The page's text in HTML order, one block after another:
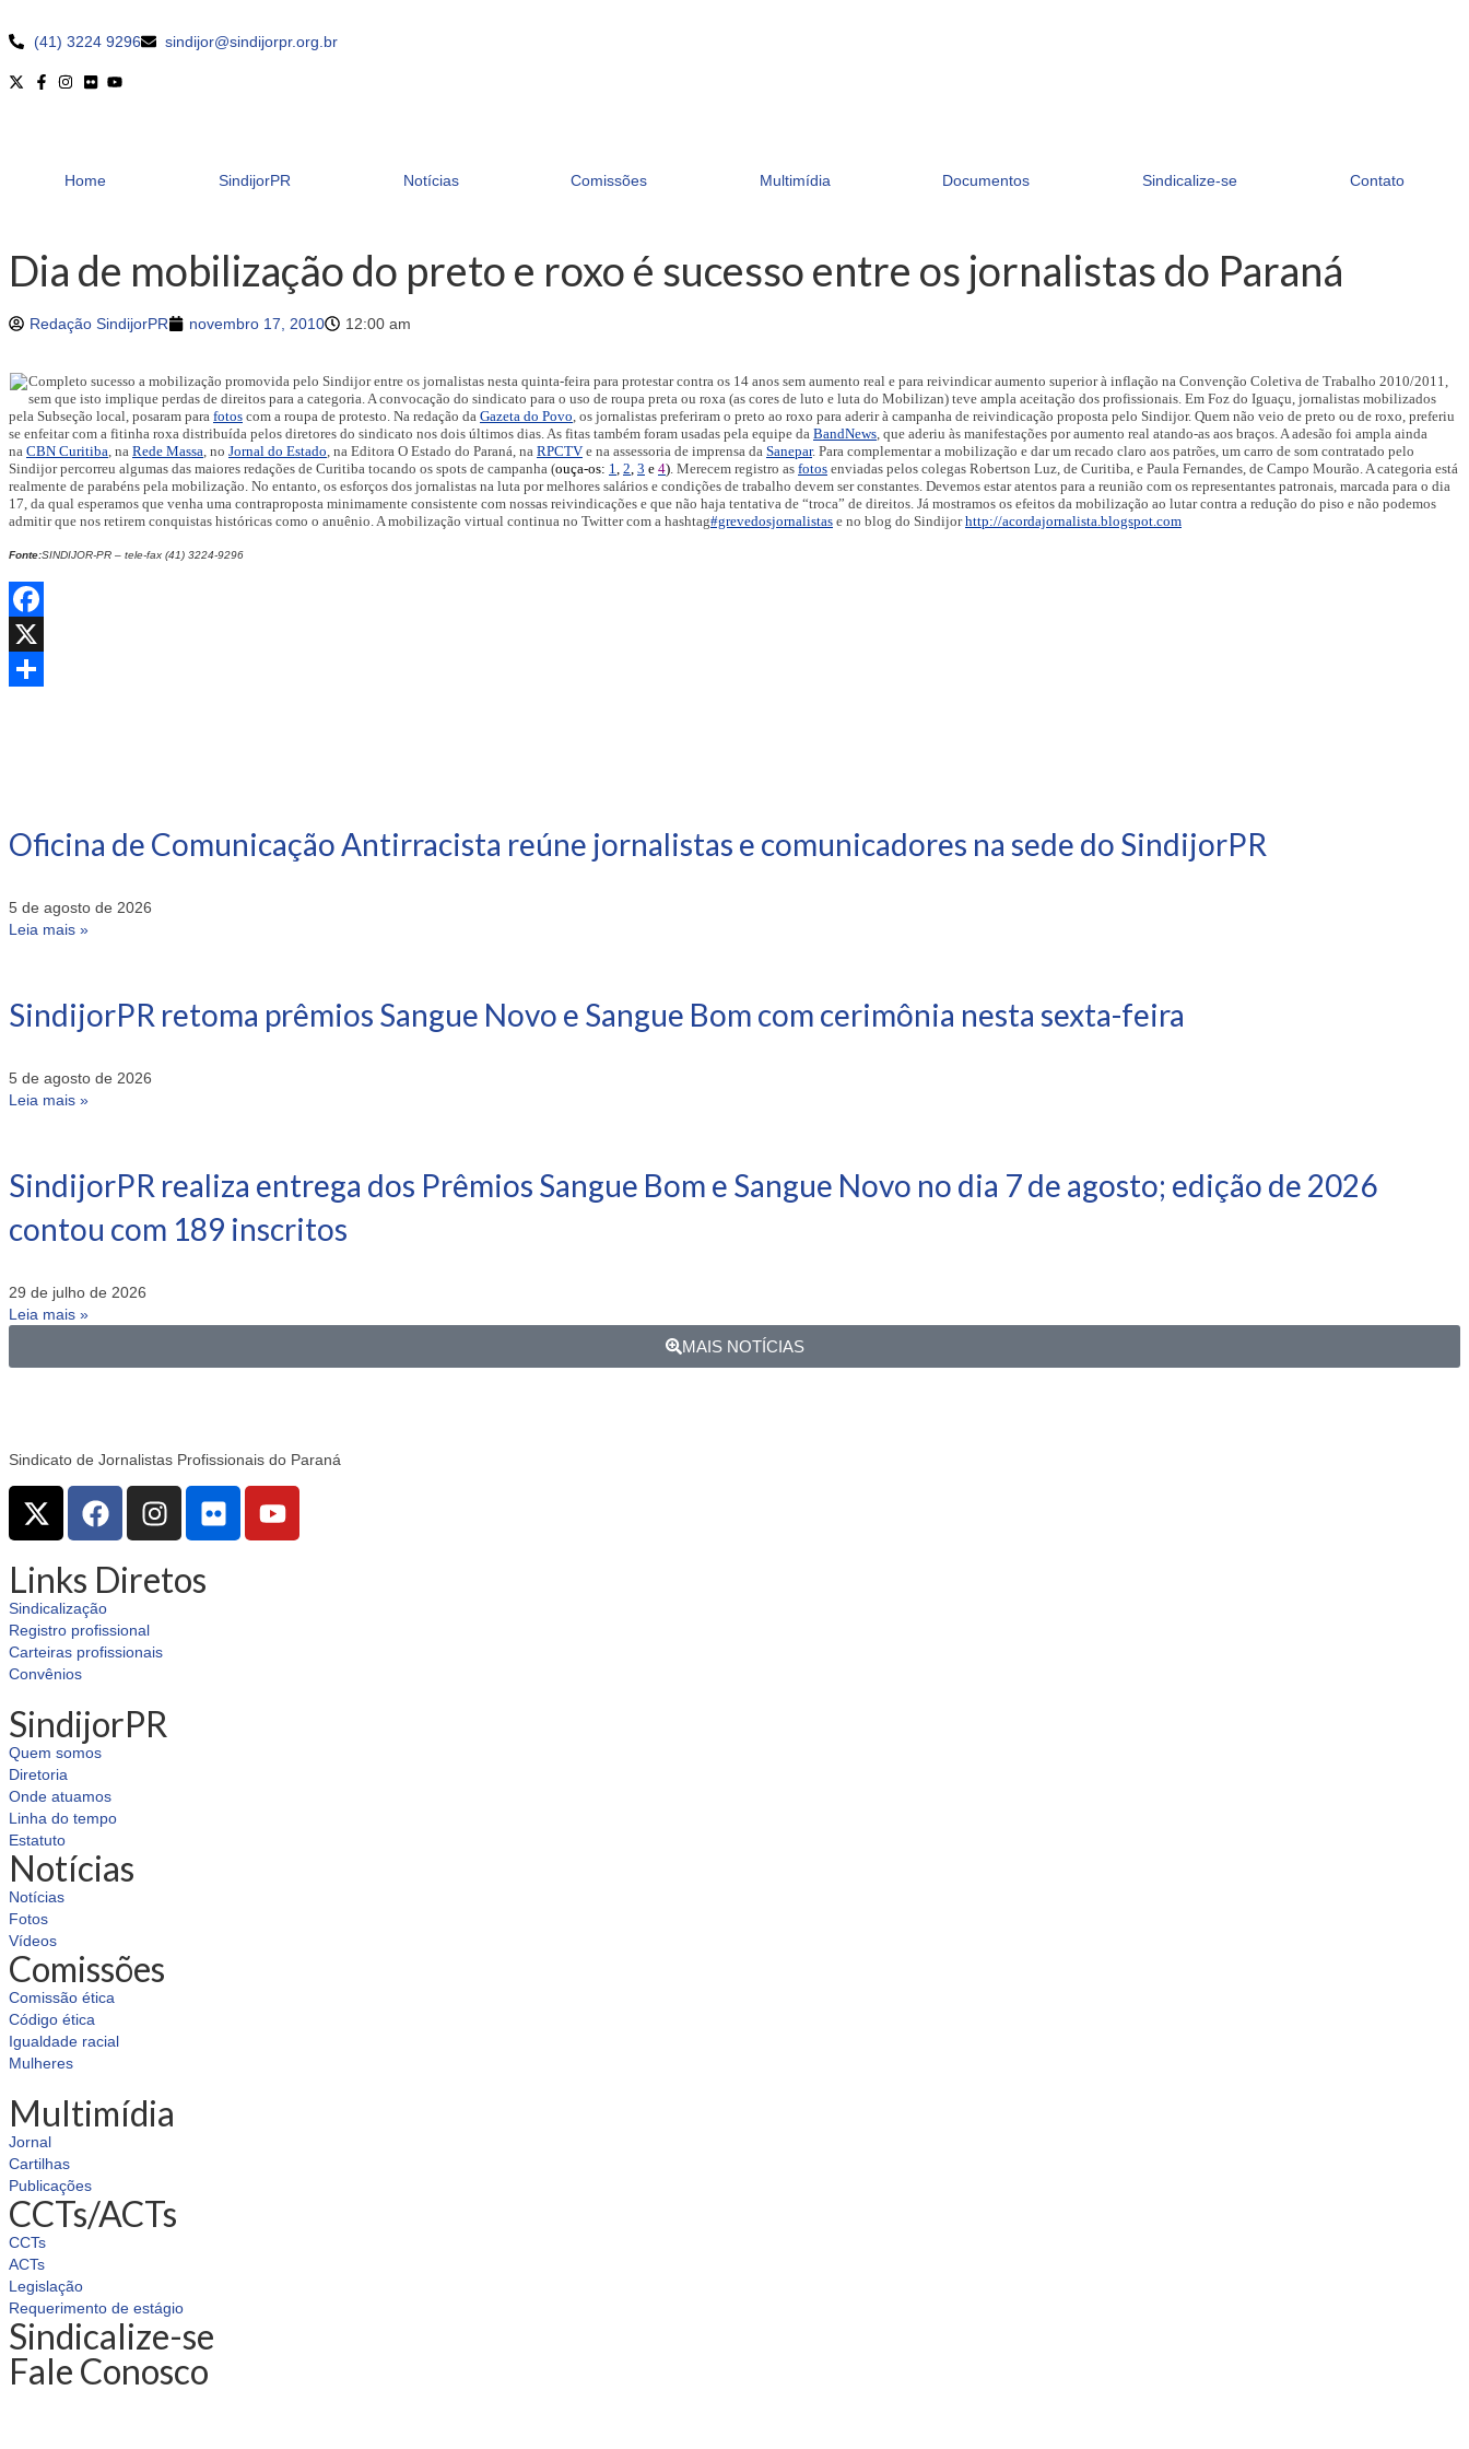
(41) 3224 9296 sindijor@sindijorpr.org.br
Home SindijorPR Notícias Comissões Multimídia Documentos Sindicalize-se Contato
Dia de mobilização do preto e roxo é sucesso entre os jornalistas do Paraná
Redação SindijorPR novembro 17, 2010 12:00 am
Completo sucesso a mobilização promovida pelo Sindijor entre os jornalistas nesta quinta-feira para protestar contra os 14 anos sem aumento real e para reivindicar aumento superior à inflação na Convenção Coletiva de Trabalho 2010/2011,
sem que isto implique perdas de direitos para a categoria. A convocação do sindicato para o uso de roupa preta ou roxa (as cores de luto e luta do Mobilizan) teve ampla aceitação dos profissionais. Em Foz do Iguaçu, jornalistas mobilizados
pela Subseção local, posaram para fotos com a roupa de protesto. Na redação da Gazeta do Povo, os jornalistas preferiram o preto ao roxo para aderir à campanha de reivindicação proposta pelo Sindijor. Quem não veio de preto ou de roxo, preferiu
se enfeitar com a fitinha roxa distribuída pelos diretores do sindicato nos dois últimos dias. As fitas também foram usadas pela equipe da BandNews, que aderiu às manifestações por aumento real atando-as aos braços. A adesão foi ampla ainda
na CBN Curitiba, na Rede Massa, no Jornal do Estado, na Editora O Estado do Paraná, na RPCTV e na assessoria de imprensa da Sanepar. Para complementar a mobilização e dar um recado claro aos patrões, um carro de som contratado pelo
Sindijor percorreu algumas das maiores redações de Curitiba tocando os spots de campanha (ouça-os: 1, 2, 3 e 4). Merecem registro as fotos enviadas pelos colegas Robertson Luz, de Curitiba, e Paula Fernandes, de Campo Mourão. A categoria está
realmente de parabéns pela mobilização. No entanto, os esforços dos jornalistas na luta por melhores salários e condições de trabalho devem ser constantes. Devemos estar atentos para a reunião com os representantes patronais, marcada para o dia
17, da qual esperamos que venha uma contraproposta minimamente consistente com nossas reivindicações e que não haja tentativa de “troca” de direitos. Já mostramos os efeitos da mobilização ao lutar contra a redução do piso e não podemos
admitir que nos retirem conquistas históricas como o anuênio. A mobilização virtual continua no Twitter com a hashtag#grevedosjornalistas e no blog do Sindijor http://acordajornalista.blogspot.com
Fonte:SINDIJOR-PR – tele-fax (41) 3224-9296
Facebook
X
Oficina de Comunicação Antirracista reúne jornalistas e comunicadores na sede do SindijorPR
5 de agosto de 2026
Leia mais »
SindijorPR retoma prêmios Sangue Novo e Sangue Bom com cerimônia nesta sexta-feira
5 de agosto de 2026
Leia mais »
SindijorPR realiza entrega dos Prêmios Sangue Bom e Sangue Novo no dia 7 de agosto; edição de 2026
contou com 189 inscritos
29 de julho de 2026
Leia mais »
MAIS NOTÍCIAS
Sindicato de Jornalistas Profissionais do Paraná
Links Diretos
Sindicalização
Registro profissional
Carteiras profissionais
Convênios
SindijorPR
Quem somos
Diretoria
Onde atuamos
Linha do tempo
Estatuto
Notícias
Notícias
Fotos
Vídeos
Comissões
Comissão ética
Código ética
Igualdade racial
Mulheres
Multimídia
Jornal
Cartilhas
Publicações
CCTs/ACTs
CCTs
ACTs
Legislação
Requerimento de estágio
Sindicalize-se
Fale Conosco